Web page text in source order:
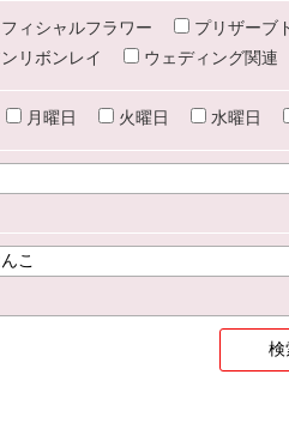
ィシャルフラワー プリザーブ
リボンレイ
ウェディング関連
月曜日 火曜日 水曜日